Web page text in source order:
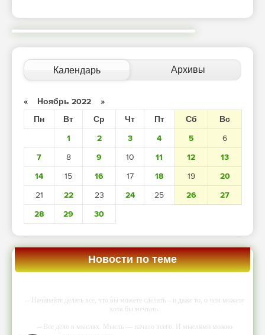
Календарь Архивы
« Ноябрь 2022 »
Пн
Вт Ср Чт Пт Сб
Вс
1
2 3 4 5
6
7
8 9 10 11 12
13
14
15 16 17 18 19
20
21
22 23 24 25 26
27
28
29 30
Новости по теме
-- Начинайте делать все, что вы можете сделать – и даже то, о чем можете
хотя бы мечтать.
-- Все дело в мыслях. Мысль — начало всего. И мыслями можно